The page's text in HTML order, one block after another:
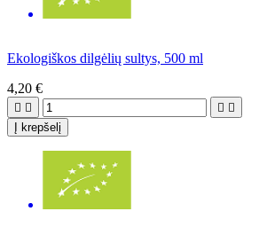
Ekologiškos dilgėlių sultys, 500 ml
4,20 €
   
Į krepšelį